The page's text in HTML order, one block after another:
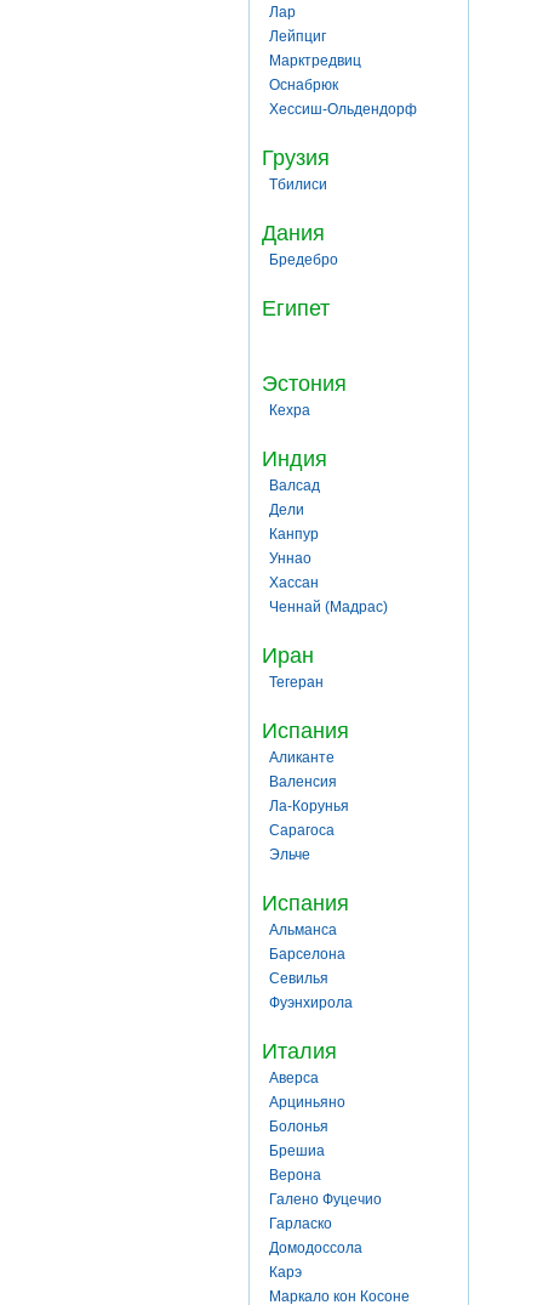
Лар
Лейпциг
Марктредвиц
Оснабрюк
Хессиш-Ольдендорф
Грузия
Тбилиси
Дания
Бредебро
Египет
Эстония
Кехра
Индия
Валсад
Дели
Канпур
Уннао
Хассан
Ченнай (Мадрас)
Иран
Тегеран
Испания
Аликанте
Валенсия
Ла-Корунья
Сарагоса
Эльче
Испания
Альманса
Барселона
Севилья
Фуэнхирола
Италия
Аверса
Арциньяно
Болонья
Брешиа
Верона
Галено Фуцечио
Гарласко
Домодоссола
Карэ
Маркало кон Косоне